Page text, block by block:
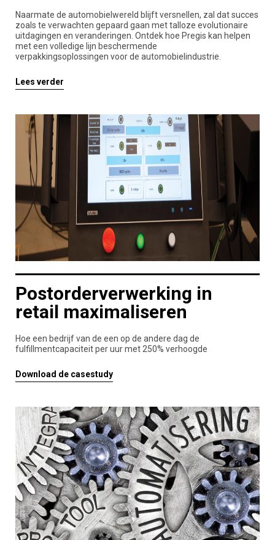
Naarmate de automobielwereld blijft versnellen, zal dat succes
zoals te verwachten gepaard gaan met talloze evolutionaire
uitdagingen en veranderingen. Ontdek hoe Pregis kan helpen
met een volledige lijn beschermende
verpakkingsoplossingen voor de automobielindustrie.
Lees verder
Postorderverwerking in
retail maximaliseren
Hoe een bedrijf van de een op de andere dag de
fulfillmentcapaciteit per uur met 250% verhoogde
Download de casestudy